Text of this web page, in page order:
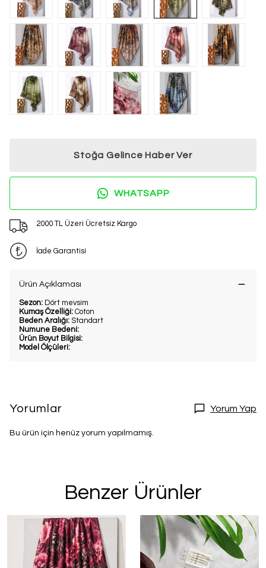
Stoğa Gelince Haber Ver
WHATSAPP
2000 TL Üzeri Ücretsiz Kargo
İade Garantisi
Ürün Açıklaması
Sezon: Dört mevsim
Kumaş Özelliği: Coton
Beden Aralığı: Standart
Numune Bedeni:
Ürün Boyut Bilgisi:
Model Ölçüleri:
Yorumlar Yorum Yap
Bu ürün için henüz yorum yapılmamış.
Benzer Ürünler